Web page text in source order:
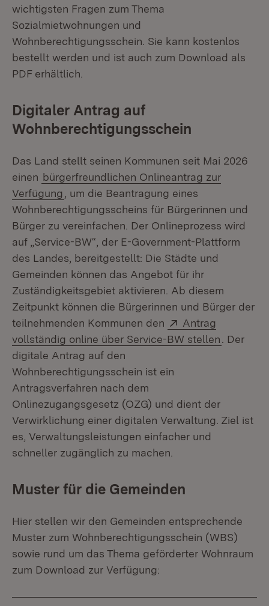
wichtigsten Fragen zum Thema
Sozialmietwohnungen und
Wohnberechtigungsschein. Sie kann kostenlos
bestellt werden und ist auch zum Download als
PDF erhältlich.
Digitaler Antrag auf
Wohnberechtigungsschein
Das Land stellt seinen Kommunen seit Mai 2026
einen bürgerfreundlichen Onlineantrag zur
Verfügung
, um die Beantragung eines
Wohnberechtigungsscheins für Bürgerinnen und
Bürger zu vereinfachen. Der Onlineprozess wird
auf „Service-BW“, der E-Government-Plattform
des Landes, bereitgestellt: Die Städte und
Gemeinden können das Angebot für ihr
Zuständigkeitsgebiet aktivieren. Ab diesem
Zeitpunkt können die Bürgerinnen und Bürger der
teilnehmenden Kommunen den
Extern:
Antrag
vollständig online über Service-BW stellen (Öffnet
. Der
digitale Antrag auf den
Wohnberechtigungsschein ist ein
Antragsverfahren nach dem
Onlinezugangsgesetz (OZG) und dient der
Verwirklichung einer digitalen Verwaltung. Ziel ist
es, Verwaltungsleistungen einfacher und
schneller zugänglich zu machen.
Muster für die Gemeinden
Hier stellen wir den Gemeinden entsprechende
Muster zum Wohnberechtigungsschein (WBS)
sowie rund um das Thema geförderter Wohnraum
zum Download zur Verfügung: